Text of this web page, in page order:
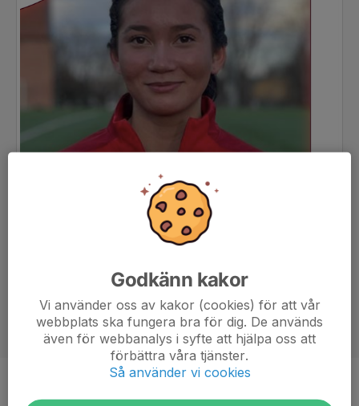
Godkänn kakor
Vi använder oss av kakor (cookies) för att vår
webbplats ska fungera bra för dig. De används
även för webbanalys i syfte att hjälpa oss att
förbättra våra tjänster.
Så använder vi cookies